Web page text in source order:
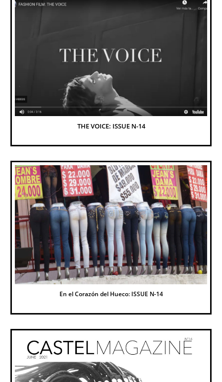
THE VOICE: ISSUE N-14
En el Corazón del Hueco: ISSUE N-14